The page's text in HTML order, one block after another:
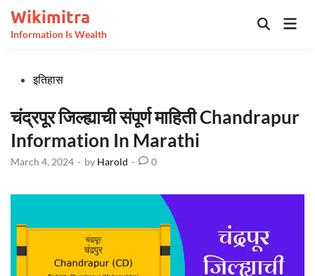
content
Wikimitra
Information Is Wealth
Open
Postedइतिहास
चंद्रपूर जिल्ह्याची संपूर्ण माहिती Chandrapur
Information In Marathi
March 4, 2024 - by Harold - 0